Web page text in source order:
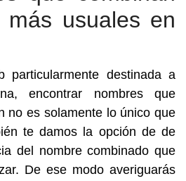
más usuales en
particularmente destinada a
encontrar nombres que
no es solamente lo único que
te damos la opción de de
del nombre combinado que
De ese modo averiguarás